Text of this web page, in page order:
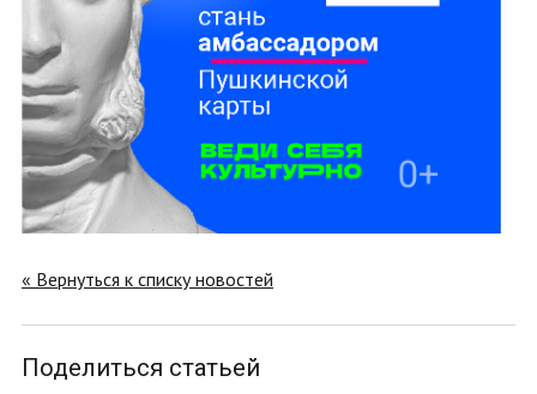
« Вернуться к списку новостей
Поделиться статьей